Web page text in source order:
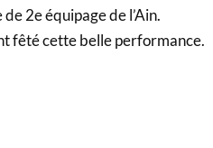
2e équipage de l’Ain.
fêté cette belle performance.